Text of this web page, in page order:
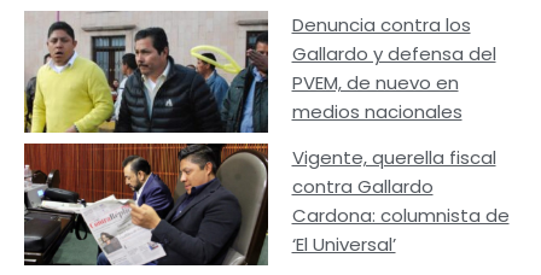
Denuncia contra los
Gallardo y defensa del
PVEM, de nuevo en
medios nacionales
Vigente, querella fiscal
contra Gallardo
Cardona: columnista de
‘El Universal’